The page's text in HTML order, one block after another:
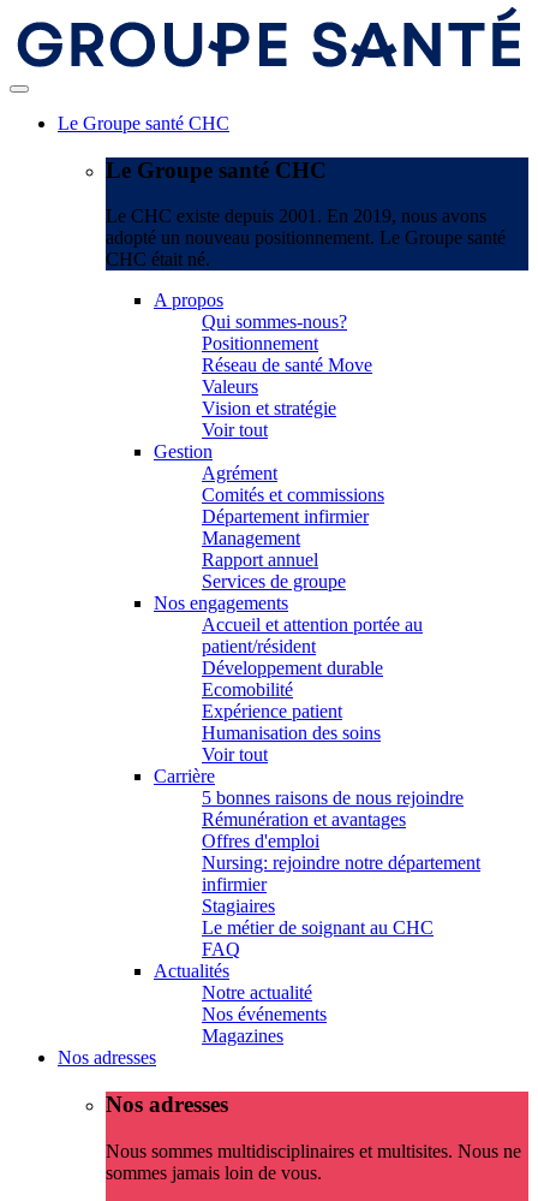
Le Groupe santé CHC
Le Groupe santé CHC
Le CHC existe depuis 2001. En 2019, nous avons
adopté un nouveau positionnement. Le Groupe santé
CHC était né.
A propos
Qui sommes-nous?
Positionnement
Réseau de santé Move
Valeurs
Vision et stratégie
Voir tout
Gestion
Agrément
Comités et commissions
Département infirmier
Management
Rapport annuel
Services de groupe
Nos engagements
Accueil et attention portée au
patient/résident
Développement durable
Ecomobilité
Expérience patient
Humanisation des soins
Voir tout
Carrière
5 bonnes raisons de nous rejoindre
Rémunération et avantages
Offres d'emploi
Nursing: rejoindre notre département
infirmier
Stagiaires
Le métier de soignant au CHC
FAQ
Actualités
Notre actualité
Nos événements
Magazines
Nos adresses
Nos adresses
Nous sommes multidisciplinaires et multisites. Nous ne
sommes jamais loin de vous.